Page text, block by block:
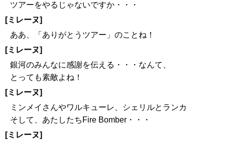
ツアーをやるじゃないですか・・・
[ミレーヌ]
ああ、「ありがとうツアー」のことね！
[ミレーヌ]
銀河のみんなに感謝を伝える・・・なんて、
とっても素敵よね！
[ミレーヌ]
ミンメイさんやワルキューレ、シェリルとランカ
そして、あたしたちFire Bomber・・・
[ミレーヌ]